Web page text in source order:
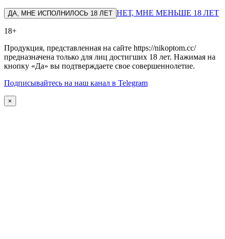
ДА, МНЕ ИСПОЛНИЛОСЬ 18 ЛЕТ НЕТ, МНЕ МЕНЬШЕ 18 ЛЕТ
18+
Продукция, представленная на сайте https://nikoptom.cc/
предназначена только для лиц достигших 18 лет. Нажимая на
кнопку «Да» вы подтверждаете свое совершеннолетие.
Подписывайтесь на наш канал в Telegram
×